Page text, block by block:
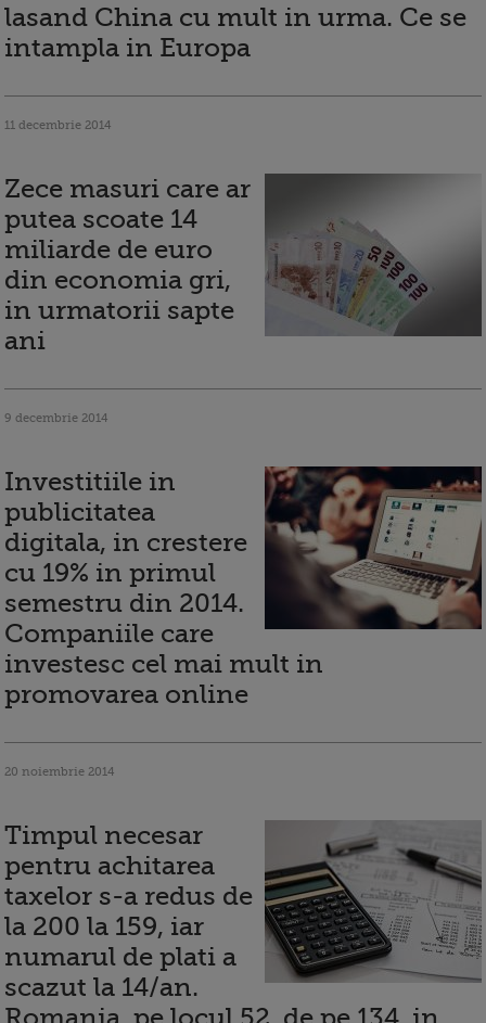
lasand China cu mult in urma. Ce se
intampla in Europa
11 decembrie 2014
Zece masuri care ar
putea scoate 14
miliarde de euro
din economia gri,
in urmatorii sapte
ani
9 decembrie 2014
Investitiile in
publicitatea
digitala, in crestere
cu 19% in primul
semestru din 2014.
Companiile care
investesc cel mai mult in
promovarea online
20 noiembrie 2014
Timpul necesar
pentru achitarea
taxelor s-a redus de
la 200 la 159, iar
numarul de plati a
scazut la 14/an.